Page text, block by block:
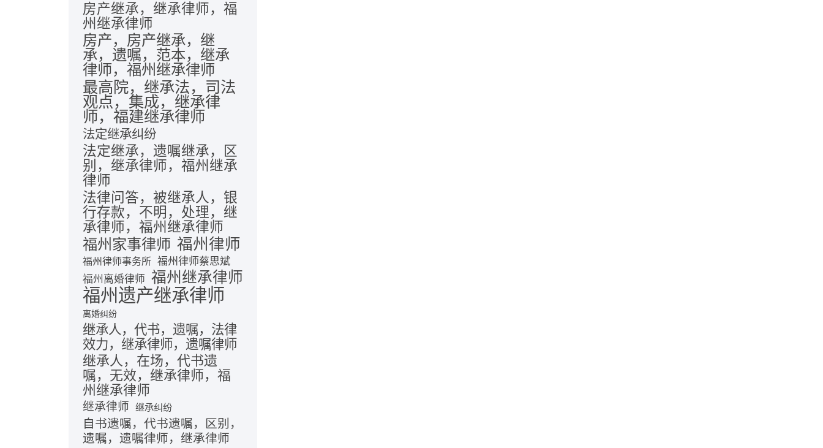
房产继承，继承律师，福
州继承律师
房产，房产继承，继
承，遗嘱，范本，继承
律师，福州继承律师
最高院，继承法，司法
观点，集成，继承律
师，福建继承律师
法定继承纠纷
法定继承，遗嘱继承，区
别，继承律师，福州继承
律师
法律问答，被继承人，银
行存款，不明，处理，继
承律师，福州继承律师
福州家事律师 福州律师
福州律师事务所 福州律师蔡思斌
福州离婚律师 福州继承律师
福州遗产继承律师
离婚纠纷
继承人，代书，遗嘱，法律
效力，继承律师，遗嘱律师
继承人，在场，代书遗
嘱，无效，继承律师，福
州继承律师
继承律师 继承纠纷
自书遗嘱，代书遗嘱，区别，
遗嘱，遗嘱律师，继承律师